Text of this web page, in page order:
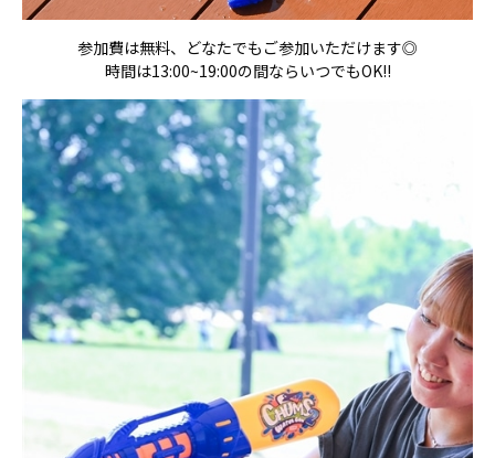
参加費は無料、どなたでもご参加いただけます◎
時間は13:00~19:00の間ならいつでもOK!!